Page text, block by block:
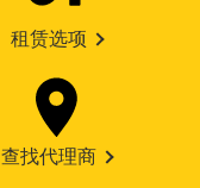
租赁选项
查找代理商